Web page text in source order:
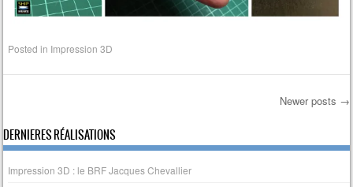
Posted in Impression 3D
Post navigation
Newer posts →
DERNIERES RÉALISATIONS
Impression 3D : le BRF Jacques Chevallier